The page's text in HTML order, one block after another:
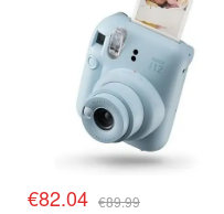
€82.04 €89.99